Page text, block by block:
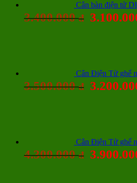
Cân bàn điện tử
3.400.000đ
Cân Điện Tử ghế
3.500.000đ
Cân Điện Tử ghế
4.300.000đ